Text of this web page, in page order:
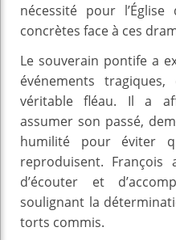
nécessité pour
concrètes face à ces
Le souverain pontife a
événements
véritable fléau. Il a
assumer son passé,
humilité pour éviter
reproduisent. François
d’écouter et
soulignant la
torts commis.